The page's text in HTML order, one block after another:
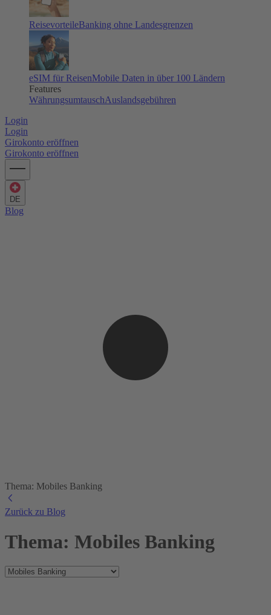
ReisevorteileBanking ohne Landesgrenzen
eSIM für ReisenMobile Daten in über 100 Ländern
Features
WährungsumtauschAuslandsgebühren
Login
Login
Girokonto eröffnen
Girokonto eröffnen
DE
Blog
Thema: Mobiles Banking
Zurück zu Blog
Thema: Mobiles Banking